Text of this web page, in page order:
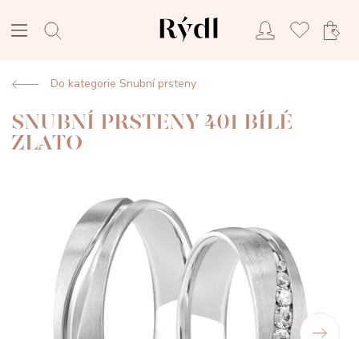
Do kategorie Snubní prsteny
SNUBNÍ PRSTENY 401 BÍLÉ
ZLATO